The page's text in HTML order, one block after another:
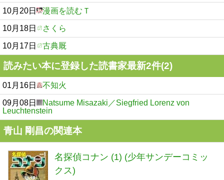
10月20日 漫画を読むＴ
10月18日 さくら
10月17日 古典厩
読みたい本に登録した読書家最新2件(2)
01月16日 不知火
09月08日
Natsume Misazaki／Siegfried Lorenz von
Leuchtenstein
青山 剛昌の関連本
名探偵コナン (1) (少年サンデーコミッ
クス)